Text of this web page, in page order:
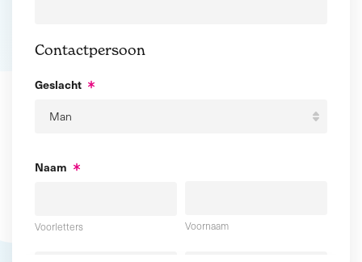
Contactpersoon
Geslacht
Naam
Voorletters Voornaam